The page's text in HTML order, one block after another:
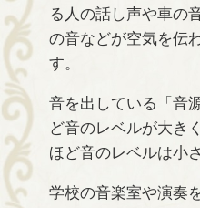
る人の話し声や車の
の音などが空気を伝
す。
音を出している「音
ど音のレベルが大き
ほど音のレベルは小
学校の音楽室や演奏